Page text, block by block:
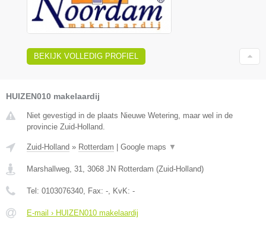
BEKIJK VOLLEDIG PROFIEL
HUIZEN010 makelaardij
Niet gevestigd in de plaats Nieuwe Wetering, maar wel in de
provincie Zuid-Holland.
Zuid-Holland » Rotterdam Google maps ▼
Marshallweg, 31, 3068 JN Rotterdam (Zuid-Holland)
Tel: 0103076340, Fax: -, KvK: -
E-mail › HUIZEN010 makelaardij